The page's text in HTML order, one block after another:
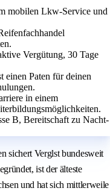
mobilen Lkw-Service und
Vergütung, 30 Tage
einen Paten für deinen
in einem
B, Bereitschaft zu Nacht-
sichert Verglst bundesweit
ist der älteste
und hat sich mittlerweile